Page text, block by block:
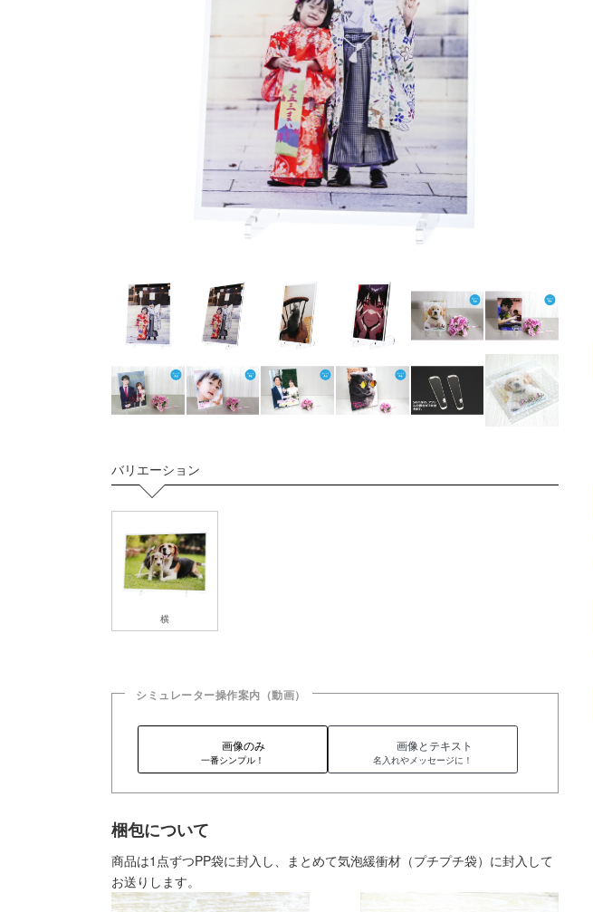
バリエーション
横
シミュレーター操作案内（動画）
画像のみ
一番シンプル！
画像とテキスト
名入れやメッセージに！
梱包について
商品は1点ずつPP袋に封入し、まとめて気泡緩衝材（プチプチ袋）に封入して
お送りします。